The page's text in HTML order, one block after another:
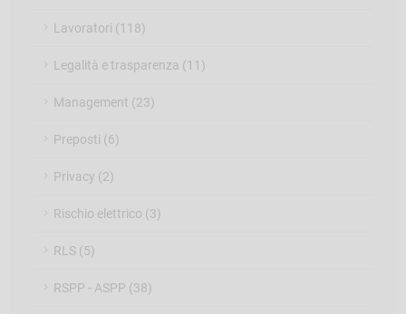
Lavoratori (118)
Legalità e trasparenza (11)
Management (23)
Preposti (6)
Privacy (2)
Rischio elettrico (3)
RLS (5)
RSPP - ASPP (38)